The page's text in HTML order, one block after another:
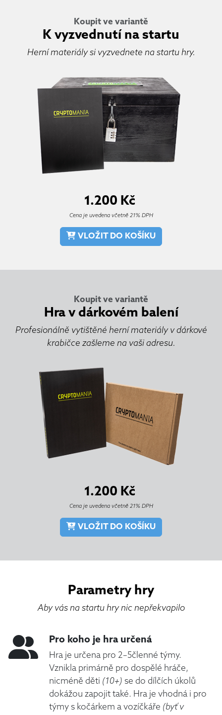
Koupit ve variantě
K vyzvednutí na startu
Herní materiály si vyzvednete na startu hry.
1.200 Kč
Cena je uvedena včetně 21% DPH
VLOŽIT DO KOŠÍKU
Koupit ve variantě
Hra v dárkovém balení
Profesionálně vytištěné herní materiály v dárkové
krabičce zašleme na vaši adresu.
1.200 Kč
Cena je uvedena včetně 21% DPH
VLOŽIT DO KOŠÍKU
Parametry hry
Aby vás na startu hry nic nepřekvapilo
Pro koho je hra určená
Hra je určena pro 2–5členné týmy.
Vznikla primárně pro dospělé hráče,
nicméně děti (10+) se do dílčích úkolů
dokážou zapojit také. Hra je vhodná i pro
týmy s kočárkem a vozíčkáře (byť v